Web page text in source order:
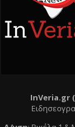
InVeria.gr